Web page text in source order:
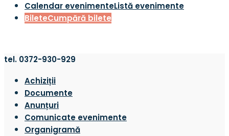
Calendar evenimenteListă evenimente
BileteCumpără bilete
tel. 0372-930-929
Achiziții
Documente
Anunțuri
Comunicate evenimente
Organigramă